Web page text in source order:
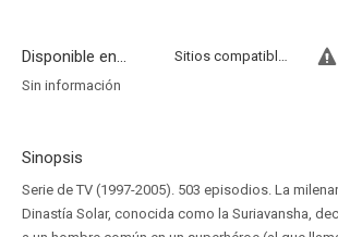
Disponible en...
Sitios compatibles
Sin información
Sinopsis
Serie de TV (1997-2005). 503 episodios. La
Dinastía Solar, conocida como la Suriavansha,